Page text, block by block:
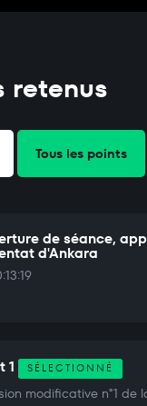
retenus
Tous les points
de séance,
d'Ankara
1 SÉLECTIONNÉ
modificative n°1 de